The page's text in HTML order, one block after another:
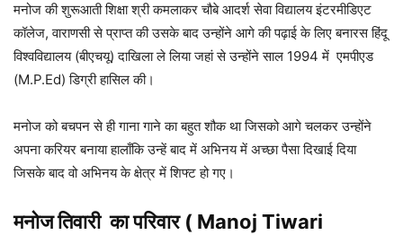
मनोज की शुरूआती शिक्षा श्री कमलाकर चौबे आदर्श सेवा विद्यालय इंटरमीडिएट
कॉलेज, वाराणसी से प्राप्त की उसके बाद उन्होंने आगे की पढ़ाई के लिए बनारस हिंदू
विश्वविद्यालय (बीएचयू) दाखिला ले लिया जहां से उन्होंने साल 1994 में एमपीएड
(M.P.Ed) डिग्री हासिल की।
मनोज को बचपन से ही गाना गाने का बहुत शौक था जिसको आगे चलकर उन्होंने
अपना करियर बनाया हालाँकि उन्हें बाद में अभिनय में अच्छा पैसा दिखाई दिया
जिसके बाद वो अभिनय के क्षेत्र में शिफ्ट हो गए।
मनोज तिवारी का परिवार ( Manoj Tiwari